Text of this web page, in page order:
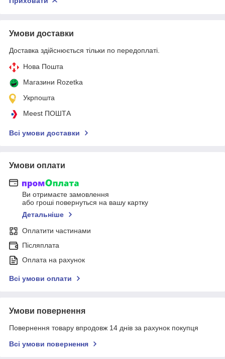
Умови доставки
Доставка здійснюється тільки по передоплаті.
Нова Пошта
Магазини Rozetka
Укрпошта
Meest ПОШТА
Всі умови доставки
Умови оплати
Ви отримаєте замовлення
або гроші повернуться на вашу картку
Детальніше
Оплатити частинами
Післяплата
Оплата на рахунок
Всі умови оплати
Умови повернення
Повернення товару впродовж 14 днів за рахунок покупця
Всі умови повернення